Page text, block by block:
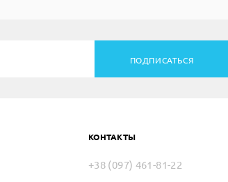
ПОДПИСАТЬСЯ
КОНТАКТЫ
+38 (097) 461-81-22